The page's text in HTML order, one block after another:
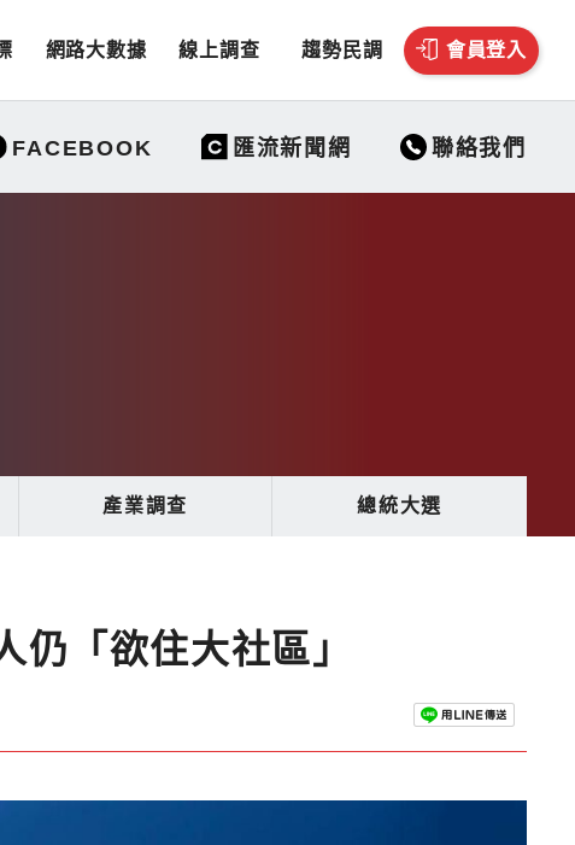
網路大數據 線上調查 趨勢民調 會員登入
FACEBOOK 匯流新聞網 聯絡我們
產業調查 總統大選
仍「欲住大社區」